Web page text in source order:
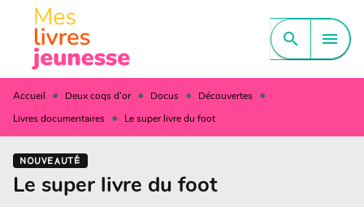
MENU CONTENU
PIED DE PAGE
search menu
Accueil • Deux coqs d'or • Docus • Découvertes •
Livres documentaires • Le super livre du foot
NOUVEAUTÉ
Le super livre du foot